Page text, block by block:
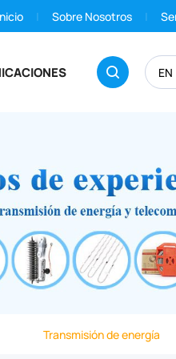
Sobre Nosotros
EN
Transmisión de energía